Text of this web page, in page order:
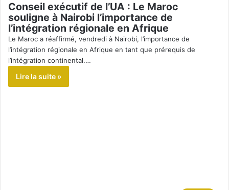
Conseil exécutif de l’UA : Le Maroc
souligne à Nairobi l’importance de
l’intégration régionale en Afrique
Le Maroc a réaffirmé, vendredi à Nairobi, l’importance de
l’intégration régionale en Afrique en tant que prérequis de
l’intégration continental.…
Lire la suite »